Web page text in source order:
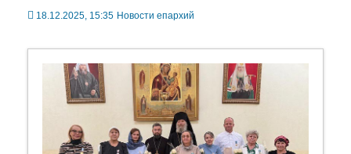
18.12.2025, 15:35 Новости епархий